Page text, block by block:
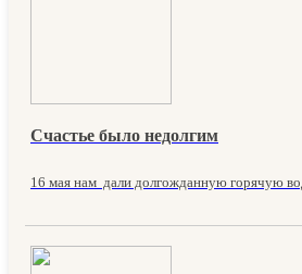
Счастье было недолгим
16 мая нам дали долгожданную горячую